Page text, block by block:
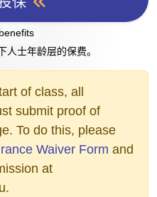
人士年龄层的保费。
of class, all
submit proof of
To do this, please
Waiver Form and
at